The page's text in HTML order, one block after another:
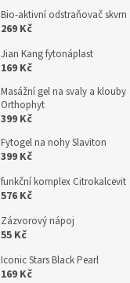
Bio-aktivní odstraňovač skvrn
269 Kč
Jian Kang fytonáplast
169 Kč
Masážní gel na svaly a klouby
Orthophyt
399 Kč
Fytogel na nohy Slaviton
399 Kč
funkční komplex Citrokalcevit
576 Kč
Zázvorový nápoj
55 Kč
Iconic Stars Black Pearl
169 Kč